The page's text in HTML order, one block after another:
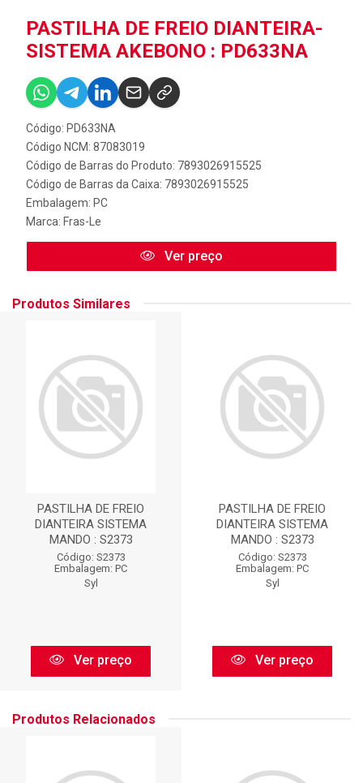
PASTILHA DE FREIO DIANTEIRA-
SISTEMA AKEBONO : PD633NA
Código: PD633NA
Código NCM: 87083019
Código de Barras do Produto: 7893026915525
Código de Barras da Caixa: 7893026915525
Embalagem: PC
Marca: Fras-Le
Ver preço
Produtos Similares
PASTILHA DE FREIO
DIANTEIRA SISTEMA
MANDO : S2373
Código: S2373
Embalagem: PC
Syl
Ver preço
PASTILHA DE FREIO
DIANTEIRA SISTEMA
MANDO : S2373
Código: S2373
Embalagem: PC
Syl
Ver preço
Produtos Relacionados